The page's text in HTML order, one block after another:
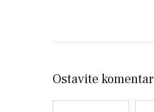
Ostavite komentar